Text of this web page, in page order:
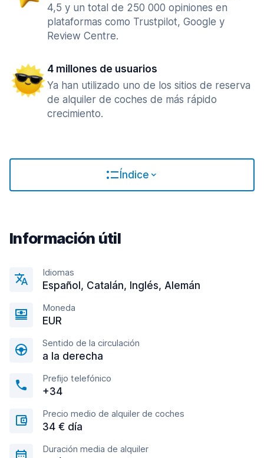
4,5 y un total de 250 000 opiniones en
plataformas como Trustpilot, Google y
Review Centre.
4 millones de usuarios
Ya han utilizado uno de los sitios de reserva
de alquiler de coches de más rápido
crecimiento.
Índice
Información útil
Idiomas
Español, Catalán, Inglés, Alemán
Moneda
EUR
Sentido de la circulación
a la derecha
Prefijo telefónico
+34
Precio medio de alquiler de coches
34 € día
Duración media de alquiler